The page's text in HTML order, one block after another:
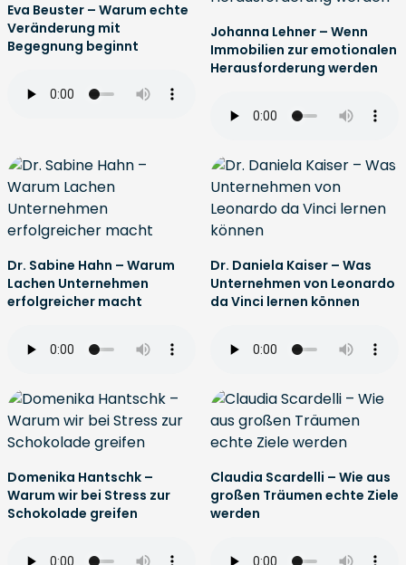
Eva Beuster – Warum echte
Veränderung mit
Begegnung beginnt
Johanna Lehner – Wenn
Immobilien zur emotionalen
Herausforderung werden
Dr. Sabine Hahn – Warum
Lachen Unternehmen
erfolgreicher macht
Dr. Daniela Kaiser – Was
Unternehmen von Leonardo
da Vinci lernen können
Domenika Hantschk –
Warum wir bei Stress zur
Schokolade greifen
Claudia Scardelli – Wie aus
großen Träumen echte Ziele
werden